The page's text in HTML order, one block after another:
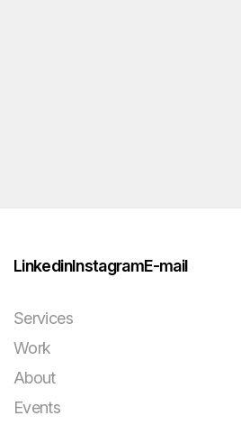
LinkedinInstagramE-mail
Services
Work
About
Events